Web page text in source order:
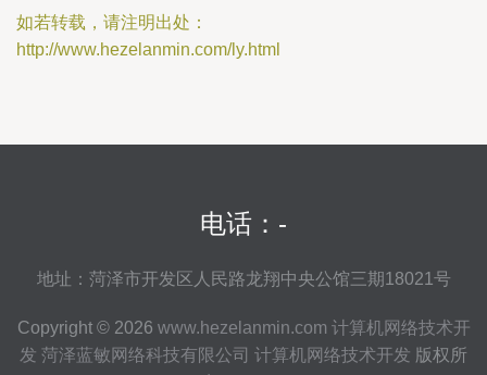
如若转载，请注明出处：
http://www.hezelanmin.com/ly.html
电话：-
地址：菏泽市开发区人民路龙翔中央公馆三期18021号
Copyright © 2026 www.hezelanmin.com 计算机网络技术开
发 菏泽蓝敏网络科技有限公司 计算机网络技术开发 版权所